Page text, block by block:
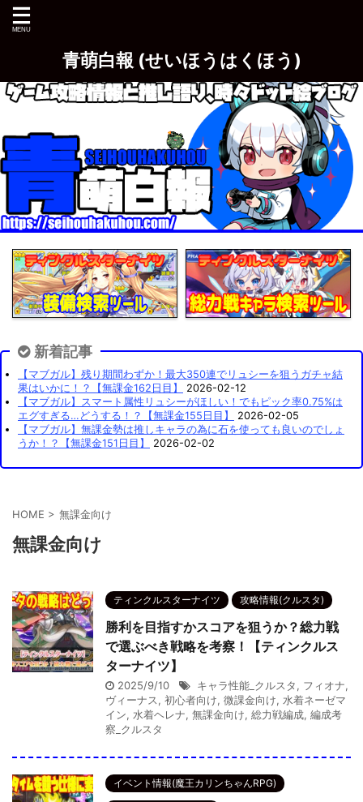
青萌白報 (せいほうはくほう)
新着記事
【マブガル】残り期間わずか！最大350連でリュシーを狙うガチャ結
果はいかに！？【無課金162日目】
2026-02-12
【マブガル】スマート属性リュシーがほしい！でもピック率0.75%は
エグすぎる…どうする！？【無課金155日目】
2026-02-05
【マブガル】無課金勢は推しキャラの為に石を使っても良いのでしょ
うか！？【無課金151日目】
2026-02-02
HOME > 無課金向け
無課金向け
ティンクルスターナイツ 攻略情報(クルスタ)
勝利を目指すかスコアを狙うか？総力戦
で選ぶべき戦略を考察！【ティンクルス
ターナイツ】
2025/9/10 キャラ性能_クルスタ, フィオナ,
ヴィーナス, 初心者向け, 微課金向け, 水着ネーゼマ
イン, 水着ヘレナ, 無課金向け, 総力戦編成, 編成考
察_クルスタ
イベント情報(魔王カリンちゃんRPG)